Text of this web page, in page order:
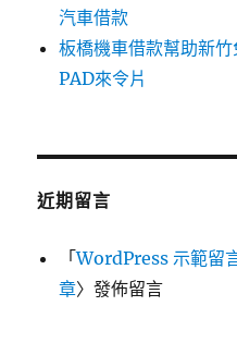
汽車借款
板橋機車借款幫助新
PAD來令片
近期留言
「WordPress 示範留
章〉發佈留言